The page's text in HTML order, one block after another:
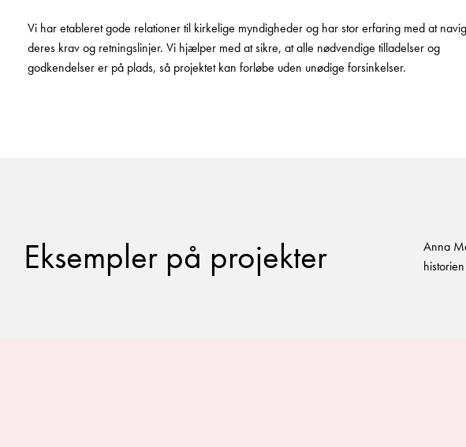
Vi har etableret gode relationer til kirkelige myndigheder og har stor erfaring med at
deres krav og retningslinjer. Vi hjælper med at sikre, at alle nødvendige tilladelser og
godkendelser er på plads, så projektet kan forløbe uden unødige forsinkelser.
Eksempler på projekter
Anna